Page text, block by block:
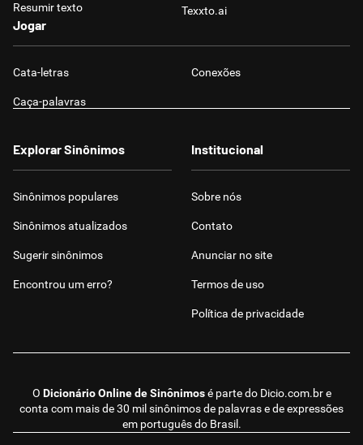
Resumir texto Texxto.ai
Jogar
Cata-letras Conexões
Caça-palavras
O Dicionário Online de Sinônimosé parte do Dicio.com.bre
conta com mais de 30 mil sinônimos de palavras e de expressões
em português do Brasil.
Explorar Sinônimos
Sinônimos populares
Sinônimos atualizados
Sugerir sinônimos
Encontrou um erro?
Institucional
Sobre nós
Contato
Anunciar no site
Termos de uso
Política de privacidade